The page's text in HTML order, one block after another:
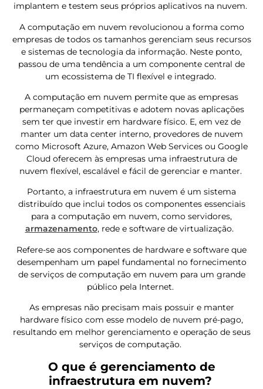
implantem e testem seus próprios aplicativos na nuvem.
A computação em nuvem revolucionou a forma como
empresas de todos os tamanhos gerenciam seus recursos
e sistemas de tecnologia da informação. Neste ponto,
passou de uma tendência a um componente central de
um ecossistema de TI flexível e integrado.
A computação em nuvem permite que as empresas
permaneçam competitivas e adotem novas aplicações
sem ter que investir em hardware físico. E, em vez de
manter um data center interno, provedores de nuvem
como Microsoft Azure, Amazon Web Services ou Google
Cloud oferecem às empresas uma infraestrutura de
nuvem flexível, escalável e fácil de gerenciar e manter.
Portanto, a infraestrutura em nuvem é um sistema
distribuído que inclui todos os componentes essenciais
para a computação em nuvem, como servidores,
armazenamento, rede e software de virtualização.
Refere-se aos componentes de hardware e software que
desempenham um papel fundamental no fornecimento
de serviços de computação em nuvem para um grande
público pela Internet.
As empresas não precisam mais possuir e manter
hardware físico com esse modelo de nuvem pré-pago,
resultando em melhor gerenciamento e operação de seus
serviços de computação.
O que é gerenciamento de
infraestrutura em nuvem?